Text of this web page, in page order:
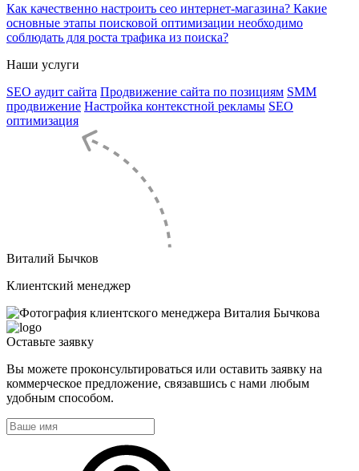
Как качественно настроить сео интернет-магазина? Какие
основные этапы поисковой оптимизации необходимо
соблюдать для роста трафика из поиска?
Наши услуги
SEO аудит сайта Продвижение сайта по позициям SMM
продвижение Настройка контекстной рекламы SEO
оптимизация
Виталий Бычков
Клиентский менеджер
Оставьте заявку
Вы можете проконсультироваться или оставить заявку на
коммерческое предложение, связавшись с нами любым
удобным способом.